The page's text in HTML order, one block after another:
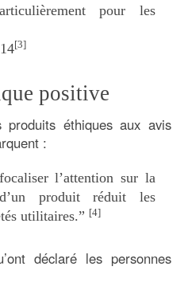
pour les
[3]
positive
éthiques aux avis
:
l’attention sur la
produit réduit les
utilitaires.” [4]
déclaré les personnes